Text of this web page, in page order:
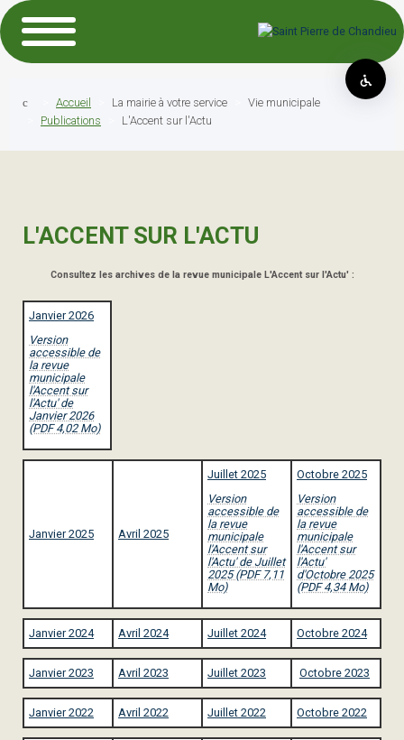
Accueil La mairie à votre service
Vie municipale
Publications
L'Accent sur l'Actu
L'ACCENT SUR L'ACTU
Consultez les archives de la revue municipale L'Accent sur l'Actu' :
Janvier 2026
Version
accessible de
la revue
municipale
l'Accent sur
l'Actu' de
Janvier 2026
(PDF 4,02 Mo)
Janvier 2025 Avril 2025
Juillet 2025
Version
accessible de
la revue
municipale
l'Accent sur
l'Actu' de Juillet
2025 (PDF 7,11
Mo)
Octobre 2025
Version
accessible de
la revue
municipale
l'Accent sur
l'Actu'
d'Octobre 2025
(PDF 4,34 Mo)
Janvier 2024 Avril 2024 Juillet 2024 Octobre 2024
Janvier 2023 Avril 2023 Juillet 2023 Octobre 2023
Janvier 2022 Avril 2022 Juillet 2022 Octobre 2022